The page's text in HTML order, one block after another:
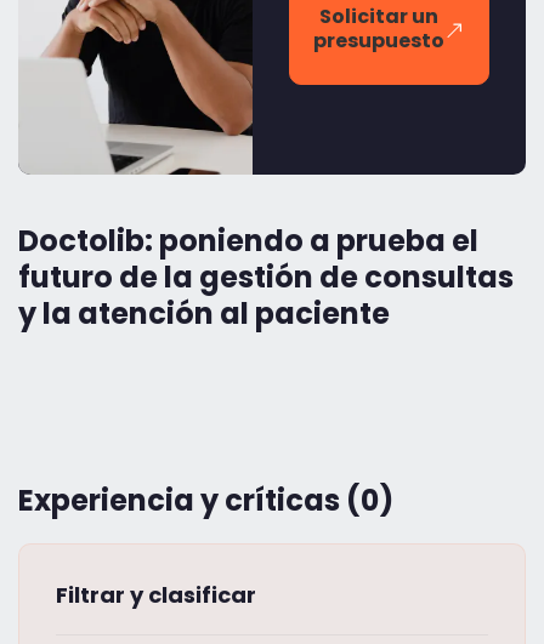
Solicitar un
presupuesto
Doctolib: poniendo a prueba el
futuro de la gestión de consultas
y la atención al paciente
Experiencia y críticas (0)
Filtrar y clasificar